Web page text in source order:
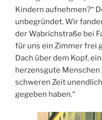
Kindern aufnehmen?“
unbegründet. Wir
der Wabrichstraße bei
für uns ein Zimmer frei
Dach über dem Kopf,
herzensgute
schweren Zeit
gegeben haben.“